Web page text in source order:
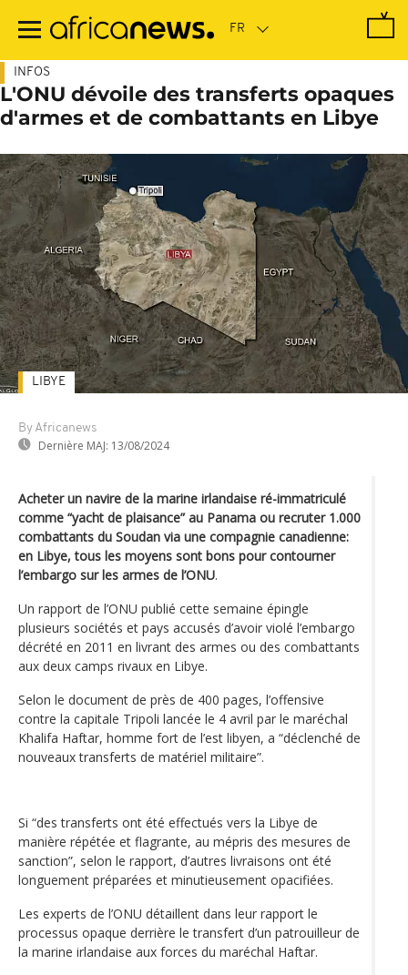
contenu
INFOS
L'ONU dévoile des transferts opaques
d'armes et de combattants en Libye
By Africanews
Dernière MAJ: 13/08/2024
LIBYE
Acheter un navire de la marine irlandaise ré-immatriculé
comme “yacht de plaisance” au Panama ou recruter 1.000
combattants du Soudan via une compagnie canadienne:
en Libye, tous les moyens sont bons pour contourner
l’embargo sur les armes de l’ONU.
Un rapport de l’ONU publié cette semaine épingle
plusieurs sociétés et pays accusés d’avoir violé l’embargo
décrété en 2011 en livrant des armes ou des combattants
aux deux camps rivaux en Libye.
Selon le document de près de 400 pages, l’offensive
contre la capitale Tripoli lancée le 4 avril par le maréchal
Khalifa Haftar, homme fort de l’est libyen, a “déclenché de
nouveaux transferts de matériel militaire”.
Si “des transferts ont été effectués vers la Libye de
manière répétée et flagrante, au mépris des mesures de
sanction”, selon le rapport, d’autres livraisons ont été
longuement préparées et minutieusement opacifiées.
Les experts de l’ONU détaillent dans leur rapport le
processus opaque derrière le transfert d’un patrouilleur de
la marine irlandaise aux forces du maréchal Haftar.